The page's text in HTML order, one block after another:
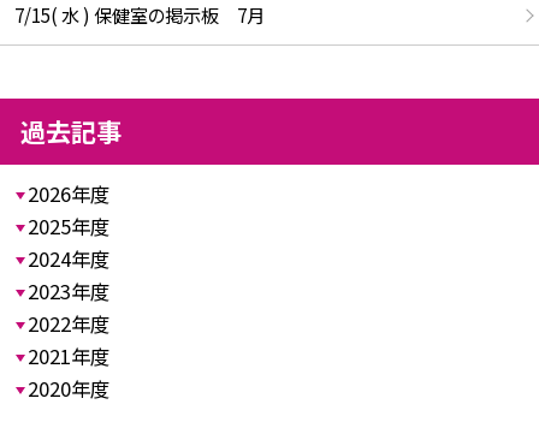
7/15( 水 ) 保健室の掲示板 7月
過去記事
2026年度
2025年度
2024年度
2023年度
2022年度
2021年度
2020年度